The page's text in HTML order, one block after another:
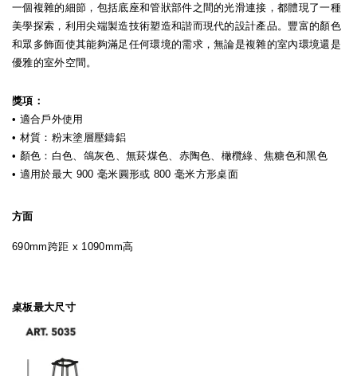
一個複雜的細節，包括底座和管狀部件之間的光滑連接，都體現了一種
美學探索，利用尖端製造技術塑造和諧而現代的設計產品。豐富的顏色
和眾多飾面使其能夠滿足任何環境的需求，無論是複雜的室內環境還是
優雅的室外空間。
獎項：
• 適合戶外使用
• 材質：粉末塗層壓鑄鋁
• 顏色：白色、鴿灰色、無菸煤色、赤陶色、橄欖綠、焦糖色和黑色
• 適用於最大 900 毫米圓形或 800 毫米方形桌面
方面
690mm跨距 x 1090mm高
桌板最大尺寸